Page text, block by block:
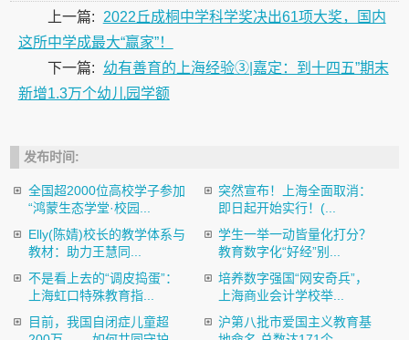
上一篇:
2022丘成桐中学科学奖决出61项大奖，国内
这所中学成最大“赢家”！
下一篇:
幼有善育的上海经验③|嘉定：到十四五”期末
新增1.3万个幼儿园学额
发布时间:
全国超2000位高校学子参加
“鸿蒙生态学堂·校园...
突然宣布！上海全面取消：
即日起开始实行！(...
Elly(陈婧)校长的教学体系与
教材：助力王慧同...
学生一举一动皆量化打分？
教育数字化“好经”别...
不是看上去的“调皮捣蛋”：
上海虹口特殊教育指...
培养数字强国“网安奇兵”，
上海商业会计学校举...
目前，我国自闭症儿童超
沪第八批市爱国主义教育基